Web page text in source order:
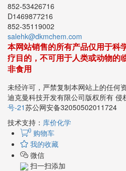
852-53426716
D1469877216
852-35119002
salehk@dkmchem.com
本网站销售的所有产品仅用于科
疗目的，不可用于人类或动物的
非食用
未经许可，严禁复制本网站上的任何
迪克曼科技开发有限公司版权所有 侵
号-21苏公网安备32050502011724
技术支持： 库价化学
0 购物车
我的收藏
微信
扫一扫添加